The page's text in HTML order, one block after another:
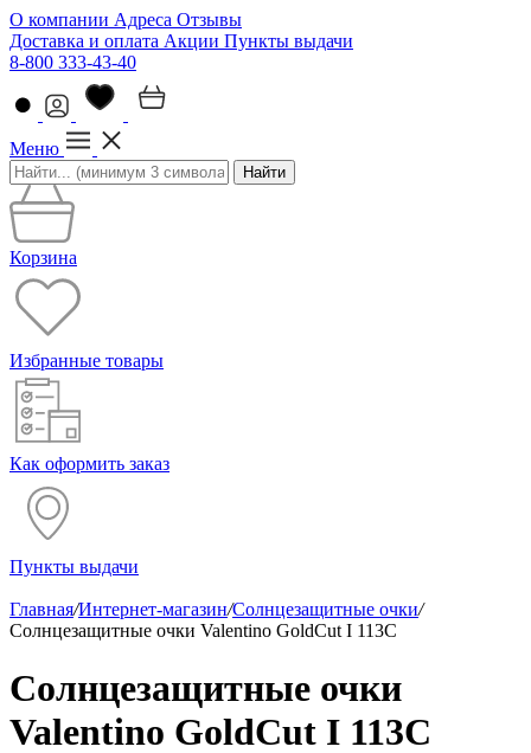
О компании Адреса Отзывы
Доставка и оплата Акции Пункты выдачи
8-800 333-43-40
Меню
Найти
Корзина
Избранные товары
Как оформить заказ
Пункты выдачи
Главная/Интернет-магазин/Солнцезащитные очки/
Солнцезащитные очки Valentino GoldCut I 113C
Солнцезащитные очки
Valentino GoldCut I 113C